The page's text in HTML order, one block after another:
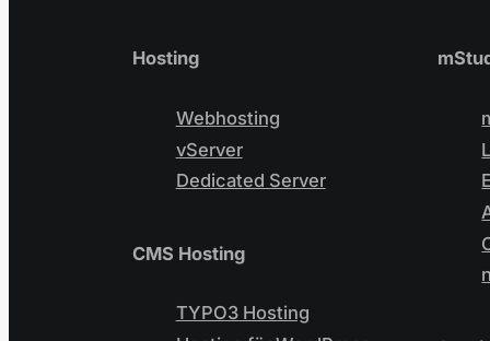
Hosting
Webhosting
vServer
Dedicated Server
CMS Hosting
TYPO3 Hosting